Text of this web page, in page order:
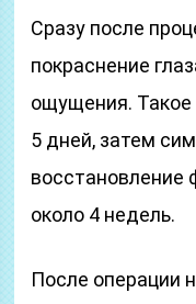
Сразу после
покраснение
ощущения. Такое
5 дней, затем
восстановление
около 4 недель.
После операции